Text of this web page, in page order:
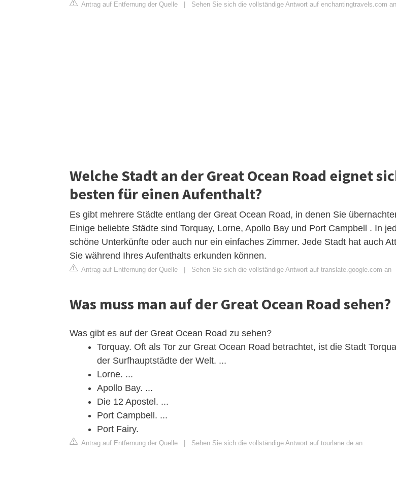
Antrag auf Entfernung der Quelle Sehen Sie sich die vollständige Antwort auf enchantingtravels.com an
Welche Stadt an der Great Ocean Road eignet
besten für einen Aufenthalt?
Es gibt mehrere Städte entlang der Great Ocean Road, in denen Sie
Einige beliebte Städte sind Torquay, Lorne, Apollo Bay und Port Campbell . In
schöne Unterkünfte oder auch nur ein einfaches Zimmer. Jede Stadt hat auch
Sie während Ihres Aufenthalts erkunden können.
Antrag auf Entfernung der Quelle Sehen Sie sich die vollständige Antwort auf translate.google.com an
Was muss man auf der Great Ocean Road sehen?
Was gibt es auf der Great Ocean Road zu sehen?
Torquay. Oft als Tor zur Great Ocean Road betrachtet, ist die Stadt
der Surfhauptstädte der Welt. ...
Lorne. ...
Apollo Bay. ...
Die 12 Apostel. ...
Port Campbell. ...
Port Fairy.
Antrag auf Entfernung der Quelle Sehen Sie sich die vollständige Antwort auf tourlane.de an